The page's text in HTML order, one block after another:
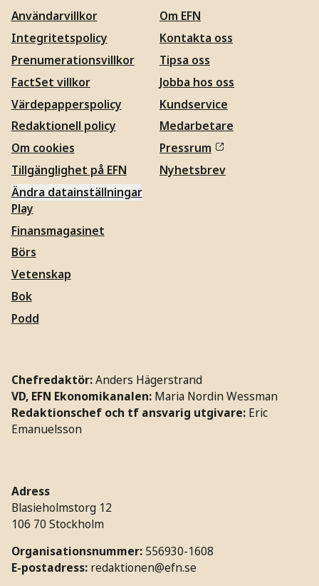
Användarvillkor
Integritetspolicy
Prenumerationsvillkor
FactSet villkor
Värdepapperspolicy
Redaktionell policy
Om cookies
Tillgänglighet på EFN
Ändra datainställningar
Om EFN
Kontakta oss
Tipsa oss
Jobba hos oss
Kundservice
Medarbetare
Pressrum
Nyhetsbrev
Play
Finansmagasinet
Börs
Vetenskap
Bok
Podd
Chefredaktör:Anders Hägerstrand
VD, EFN Ekonomikanalen: Maria Nordin Wessman
Redaktionschef och tf ansvarig utgivare: Eric
Emanuelsson
Adress
Blasieholmstorg 12
106 70 Stockholm
Organisationsnummer: 556930-1608
E-postadress: redaktionen@efn.se